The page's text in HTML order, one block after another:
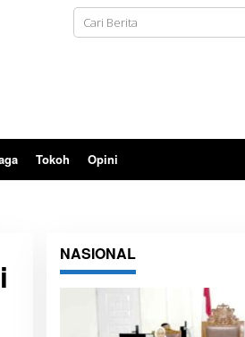
Tokoh Opini
NASIONAL